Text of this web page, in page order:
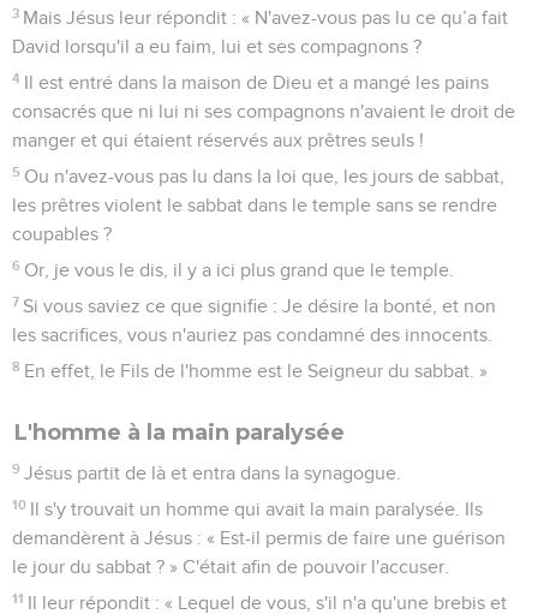
3 Mais Jésus leur répondit : « N'avez-vous pas lu ce qu’a fait
David lorsqu'il a eu faim, lui et ses compagnons ?
4 Il est entré dans la maison de Dieu et a mangé les pains
consacrés que ni lui ni ses compagnons n'avaient le droit de
manger et qui étaient réservés aux prêtres seuls !
5 Ou n'avez-vous pas lu dans la loi que, les jours de sabbat,
les prêtres violent le sabbat dans le temple sans se rendre
coupables ?
6 Or, je vous le dis, il y a ici plus grand que le temple.
7 Si vous saviez ce que signifie : Je désire la bonté, et non
les sacrifices, vous n'auriez pas condamné des innocents.
8 En effet, le Fils de l'homme est le Seigneur du sabbat. »
L'homme à la main paralysée
9 Jésus partit de là et entra dans la synagogue.
10 Il s'y trouvait un homme qui avait la main paralysée. Ils
demandèrent à Jésus : « Est-il permis de faire une guérison
le jour du sabbat ? » C'était afin de pouvoir l'accuser.
11 Il leur répondit : « Lequel de vous, s'il n'a qu'une brebis et